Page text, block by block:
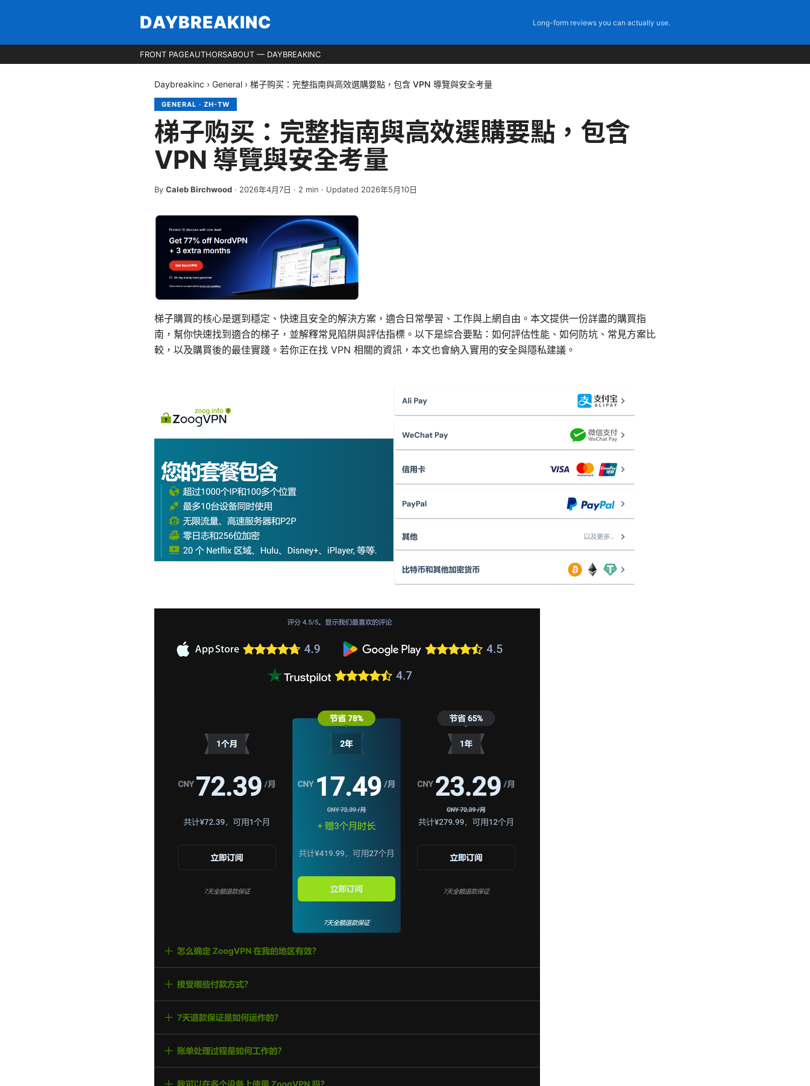
DAYBREAKINC Long-form reviews you can actually use.
FRONT PAGEAUTHORSABOUT — DAYBREAKINC
Daybreakinc › General › 梯子购买：完整指南與高效選購要點，包含 VPN 導覽與安全考量
GENERAL · ZH-TW
梯子购买：完整指南與高效選購要點，包含
VPN 導覽與安全考量
By Caleb Birchwood · 2026年4月7日 · 2 min · Updated 2026年5月10日
梯子購買的核心是選到穩定、快速且安全的解決方案，適合日常學習、工作與上網自由。本文提供一份詳盡的購買指
南，幫你快速找到適合的梯子，並解釋常見陷阱與評估指標。以下是綜合要點：如何評估性能、如何防坑、常見方案比
較，以及購買後的最佳實踐。若你正在找 VPN 相關的資訊，本文也會納入實用的安全與隱私建議。